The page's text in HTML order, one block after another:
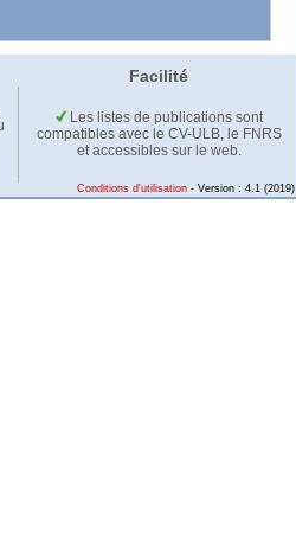
Facilité
Les listes de publications sont
compatibles avec le CV-ULB, le FNRS
et accessibles sur le web.
Conditions d'utilisation - Version : 4.1 (2019)